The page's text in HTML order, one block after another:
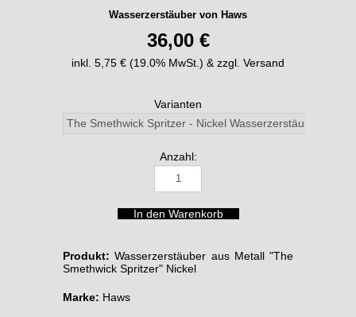
Wasserzerstäuber von Haws
36,00 €
inkl. 5,75 € (19.0% MwSt.) & zzgl. Versand
Varianten
Anzahl:
Produkt: Wasserzerstäuber aus Metall "The
Smethwick Spritzer" Nickel
Marke: Haws